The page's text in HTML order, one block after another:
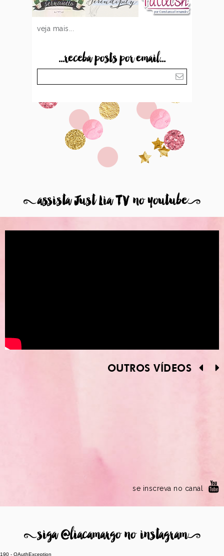
veja mais...
...receba posts por email...
8assista Just Lia TV no youtube9
OUTROS VÍDEOS
se inscreva no canal
8siga @liacamargo no instagram9
190 - OAuthException